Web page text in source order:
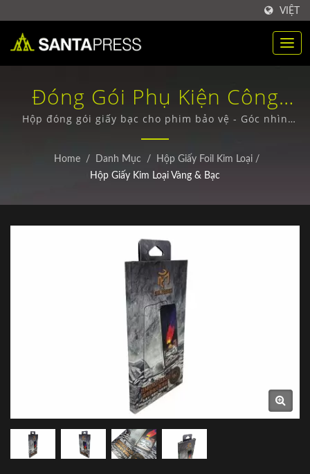
VIỆT
Đóng Gói Phụ Kiện Công
Nghệ Với Các Yếu Tố Giấy
Bạc Kim Loại / Hộp Giấy
Sóng Chất Lượng Cao Cho
Người Mua Toàn Cầu |
Santa Press Co., Ltd.
Hộp đóng gói giấy bạc cho phim bảo vệ - Góc nhìn
phía trước / Bao bì nhựa PET cao cấp - Lựa chọn bền
và bền vững
Home / Danh Mục / Hộp Giấy Foil Kim Loại /
Hộp Giấy Kim Loại Vàng & Bạc